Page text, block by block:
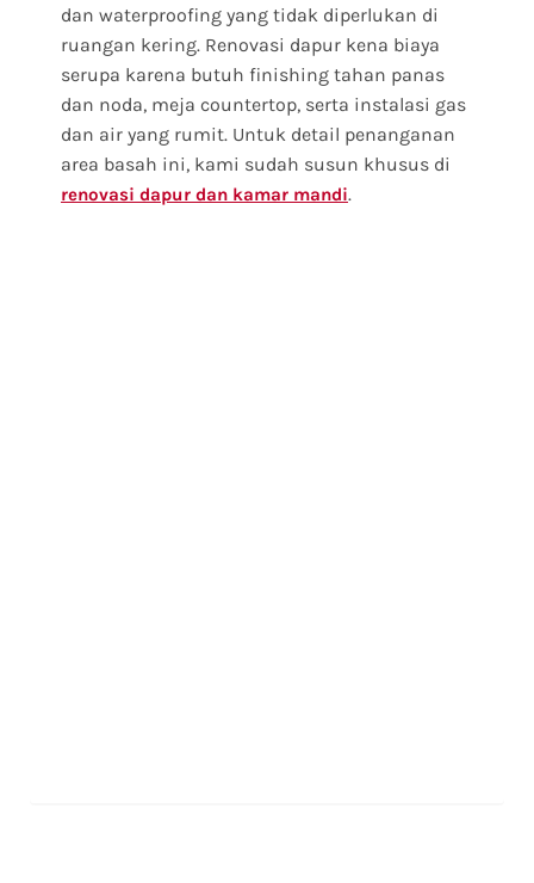
dan waterproofing yang tidak diperlukan di
ruangan kering. Renovasi dapur kena biaya
serupa karena butuh finishing tahan panas
dan noda, meja countertop, serta instalasi gas
dan air yang rumit. Untuk detail penanganan
area basah ini, kami sudah susun khusus di
renovasi dapur dan kamar mandi.